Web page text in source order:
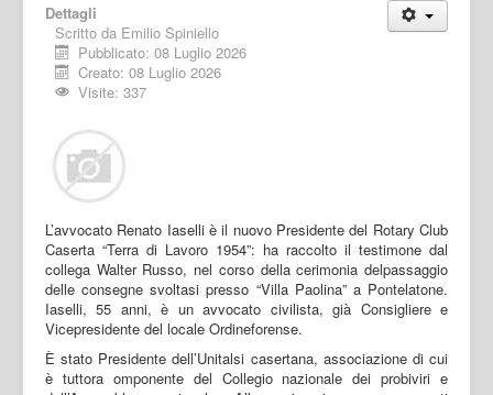
Dettagli
Scritto da Emilio Spiniello
Pubblicato: 08 Luglio 2026
Creato: 08 Luglio 2026
Visite: 337
L’avvocato Renato Iaselli è il nuovo Presidente del Rotary Club
Caserta “Terra di Lavoro 1954”: ha raccolto il testimone dal
collega Walter Russo, nel corso della cerimonia delpassaggio
delle consegne svoltasi presso “Villa Paolina” a Pontelatone.
Iaselli, 55 anni, è un avvocato civilista, già Consigliere e
Vicepresidente del locale Ordineforense.
È stato Presidente dell’Unitalsi casertana, associazione di cui
è tuttora omponente del Collegio nazionale dei probiviri e